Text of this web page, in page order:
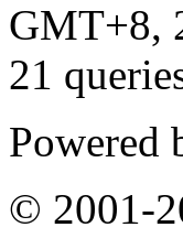
GMT+8,
21
Powered
© 2001-